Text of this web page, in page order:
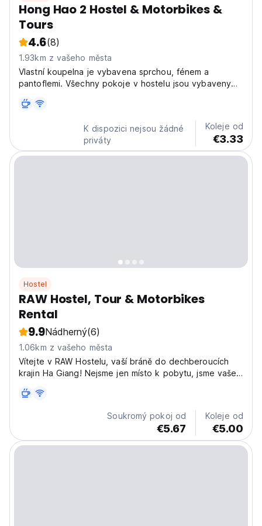
Hong Hao 2 Hostel & Motorbikes &
Tours
4.6(8)
1.93km z vašeho města
Vlastní koupelna je vybavena sprchou, fénem a
pantoflemi. Všechny pokoje v hostelu jsou vybaveny
K dispozici nejsou žádné
priváty
Koleje od
€3.33
Hostel
RAW Hostel, Tour & Motorbikes
Rental
9.9Nádherný(6)
1.06km z vašeho města
Vítejte v RAW Hostelu, vaší bráně do dechberoucích
krajin Ha Giang! Nejsme jen místo k pobytu, jsme vaše
si, že se probouzíte v našem útulném hostelu,
připraveni prozkoumat úžasnou smyčku Ha Giang.
Soukromý pokoj od
€5.67
Koleje od
€5.00